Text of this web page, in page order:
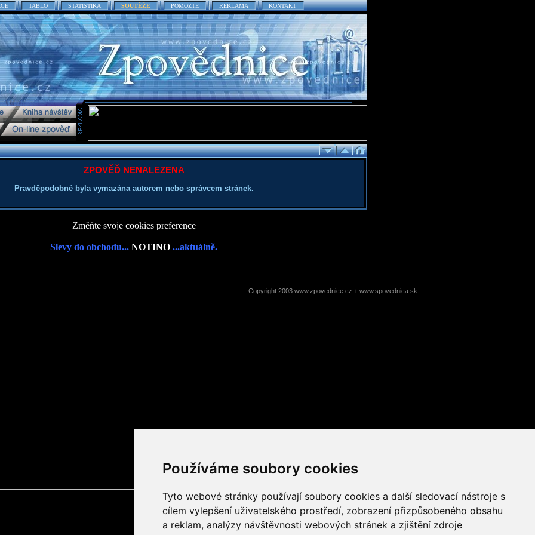
Používáme soubory cookies
Tyto webové stránky používají soubory cookies a další sledovací nástroje s
cílem vylepšení uživatelského prostředí, zobrazení přizpůsobeného obsahu
a reklam, analýzy návštěvnosti webových stránek a zjištění zdroje
TABLO STATISTIKA SOUTĚŽE POMOZTE REKLAMA KONTAKT
ZPOVĚĎ NENALEZENA
Pravděpodobně byla vymazána autorem nebo správcem stránek.
Změňte svoje cookies preference
Slevy do obchodu... NOTINO ...aktuálně.
Copyright 2003 www.zpovednice.cz + www.spovednica.sk